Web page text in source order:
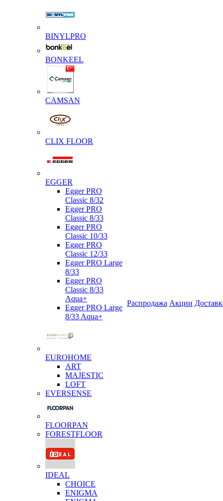
BINYLPRO
BONKEEL
CAMSAN
CLIX FLOOR
EGGER
Egger PRO
Classic 8/32
Egger PRO
Classic 8/33
Egger PRO
Classic 10/33
Egger PRO
Classic 12/33
Egger PRO Large
8/33
Egger PRO
Classic 8/33
Aqua+
Egger PRO Large
8/33 Aqua+
EUROHOME
ART
MAJESTIC
LOFT
EVERSENSE
FLOORPAN
FORESTFLOOR
IDEAL
CHOICE
ENIGMA
Распродажа Акции